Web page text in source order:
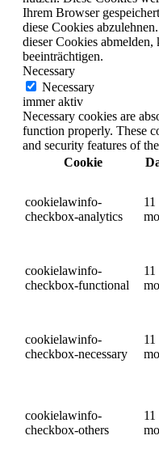
Ihrem Browser
diese Cookies
dieser Cookies
beeinträchtigen.
Necessary
Necessary
immer aktiv
Necessary cookies are
function properly. These
and security features of
Cookie
cookielawinfo-
checkbox-analytics
11
cookielawinfo-
checkbox-functional
11
cookielawinfo-
checkbox-necessary
11
cookielawinfo-
checkbox-others
11